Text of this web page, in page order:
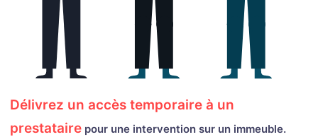
Délivrez un accès temporaire à un
prestataire pour une intervention sur un immeuble.